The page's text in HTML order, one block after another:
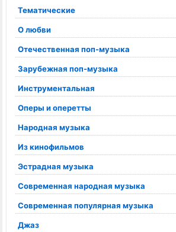
Тематические
О любви
Отечественная поп-музыка
Зарубежная поп-музыка
Инструментальная
Оперы и оперетты
Народная музыка
Из кинофильмов
Эстрадная музыка
Современная народная музыка
Современная популярная музыка
Джаз